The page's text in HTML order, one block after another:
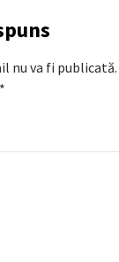
nu va fi publicată.
*